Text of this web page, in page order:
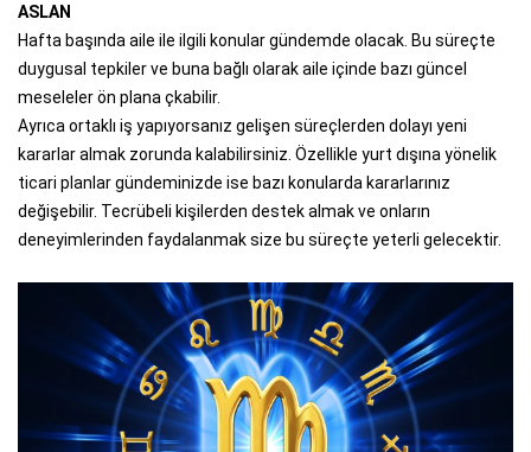
ASLAN
Hafta başında aile ile ilgili konular gündemde olacak. Bu süreçte
duygusal tepkiler ve buna bağlı olarak aile içinde bazı güncel
meseleler ön plana çkabilir.
Ayrıca ortaklı iş yapıyorsanız gelişen süreçlerden dolayı yeni
kararlar almak zorunda kalabilirsiniz. Özellikle yurt dışına yönelik
ticari planlar gündeminizde ise bazı konularda kararlarınız
değişebilir. Tecrübeli kişilerden destek almak ve onların
deneyimlerinden faydalanmak size bu süreçte yeterli gelecektir.